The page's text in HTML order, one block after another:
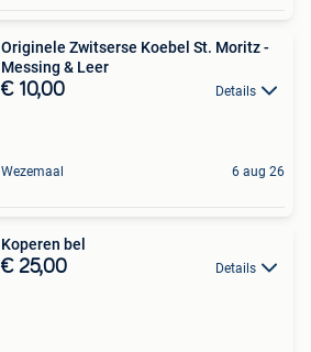
Originele Zwitserse Koebel St. Moritz -
Messing & Leer
€ 10,00 Details
Wezemaal 6 aug 26
Koperen bel
€ 25,00 Details